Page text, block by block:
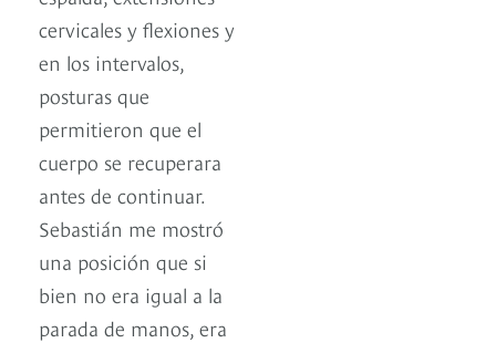
cervicales y flexiones y
en los intervalos,
posturas que
permitieron que el
cuerpo se recuperara
antes de continuar.
Sebastián me mostró
una posición que si
bien no era igual a la
parada de manos, era